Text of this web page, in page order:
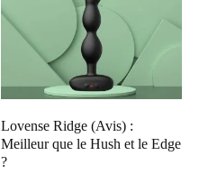
Lovense Ridge (Avis) :
Meilleur que le Hush et le Edge
?